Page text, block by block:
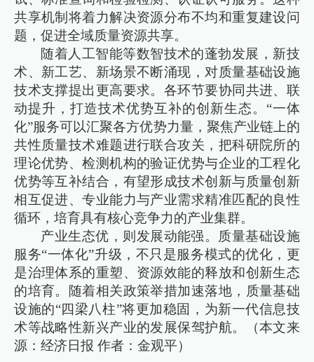
共享机制将着力解决资源分布不均和重复建设问
题，促进全域质量资源共享。
随着人工智能等数智技术的蓬勃发展，新技
术、新工艺、新场景不断涌现，对质量基础设施
技术支撑提出更高要求。各环节要协同共进、联
动提升，打造技术优势互补的创新生态。“一体
化”服务可以汇聚各方优势力量，聚焦产业链上的
共性质量技术难题进行联合攻关，把科研院所的
理论优势、检测机构的验证优势与企业的工程化
优势等互补结合，有望形成技术创新与质量创新
相互促进、专业能力与产业需求精准匹配的良性
循环，培育具有核心竞争力的产业集群。
产业生态优，则发展动能强。质量基础设施
服务“一体化”升级，不只是服务模式的优化，更
是治理体系的重塑、资源效能的释放和创新生态
的培育。随着相关政策举措加速落地，质量基础
设施的“四梁八柱”将更加稳固，为新一代信息技
术等战略性新兴产业的发展保驾护航。（本文来
源：经济日报 作者：金观平）